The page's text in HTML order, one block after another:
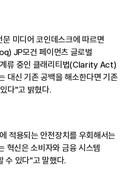
미디어 코인데스크에 따르면
JP모건 페이먼츠 글로벌
류 중인 클래리티법(Clarity Act)
대신 기존 공백을 해소한다면 기존
다"고 밝혔다.
적용되는 안전장치를 우회해서는
혁신은 소비자와 금융 시스템
수 있다"고 말했다.